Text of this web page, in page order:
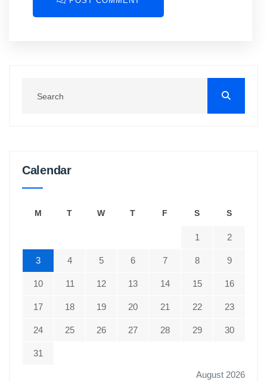
Calendar
August 2026
M T W T F S S
1 2
3 4 5 6 7 8 9
10 11 12 13 14 15 16
17 18 19 20 21 22 23
24 25 26 27 28 29 30
31